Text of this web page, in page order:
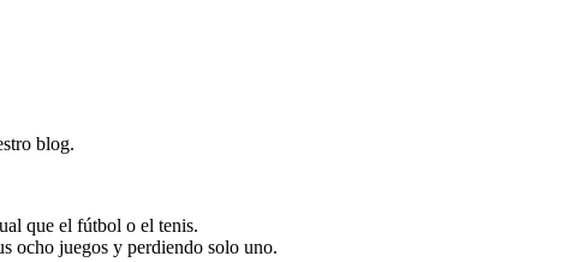
blog.
que el fútbol o el tenis.
ocho juegos y perdiendo solo uno.